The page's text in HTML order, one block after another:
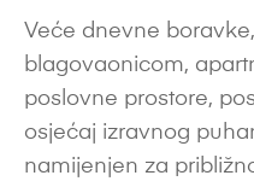
Veće dnevne
blagovaonicom,
poslovne prostore,
osjećaj izravnog
namijenjen za